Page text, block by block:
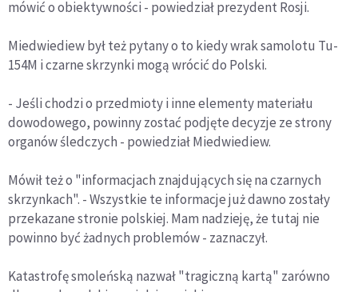
mówić o obiektywności - powiedział prezydent Rosji.
Miedwiediew był też pytany o to kiedy wrak samolotu Tu-
154M i czarne skrzynki mogą wrócić do Polski.
- Jeśli chodzi o przedmioty i inne elementy materiału
dowodowego, powinny zostać podjęte decyzje ze strony
organów śledczych - powiedział Miedwiediew.
Mówił też o "informacjach znajdujących się na czarnych
skrzynkach". - Wszystkie te informacje już dawno zostały
przekazane stronie polskiej. Mam nadzieję, że tutaj nie
powinno być żadnych problemów - zaznaczył.
Katastrofę smoleńską nazwał "tragiczną kartą" zarówno